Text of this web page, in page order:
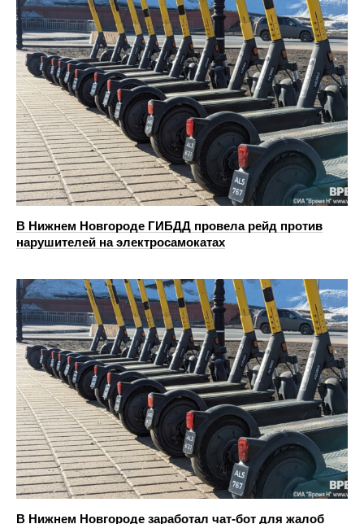
В Нижнем Новгороде ГИБДД провела рейд против
нарушителей на электросамокатах
В Нижнем Новгороде заработал чат-бот для жалоб